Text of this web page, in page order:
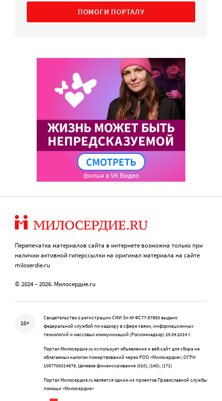
ПОМОГИ ПОРТАЛУ
Перепечатка материалов сайта в интернете возможна только при
наличии активной гиперссылки на оригинал материала на сайте
miloserdie.ru
© 2024 – 2026. Милосердие.ru
16+
Свидетельство о регистрации СМИ Эл № ФС77-57850 выдано
федеральной службой по надзору в сфере связи, информационных
технологий и массовых коммуникаций (Роскомнадзор) 25.04.2014 г.
Портал Милосердие.ru использует объявления и веб-сайт для сбора не
облагаемых налогом пожертвований через РОО «Милосердие», ОГРН
1057700014679, Целевое финансирование (010), (140), (171)
Портал Милосердие.ru является одним из проектов Православной службы
помощи «Милосердие»